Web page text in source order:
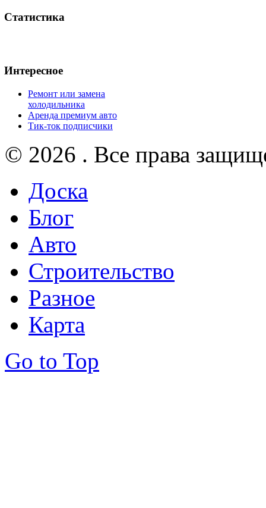
Статистика
Интересное
Ремонт или замена
холодильника
Аренда премиум авто
Тик-ток подписчики
© 2026 . Все права
Доска
Блог
Авто
Строительство
Разное
Карта
Go to Top